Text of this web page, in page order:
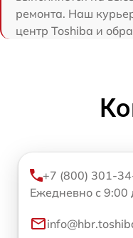
ремонта. Наш
центр Toshiba и
+7 (800) 301-
Ежедневно с 9:00